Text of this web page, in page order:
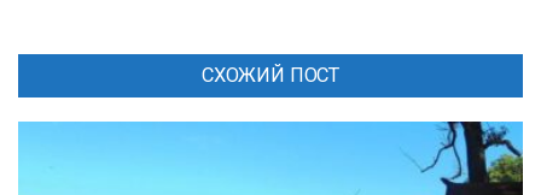
СХОЖИЙ ПОСТ